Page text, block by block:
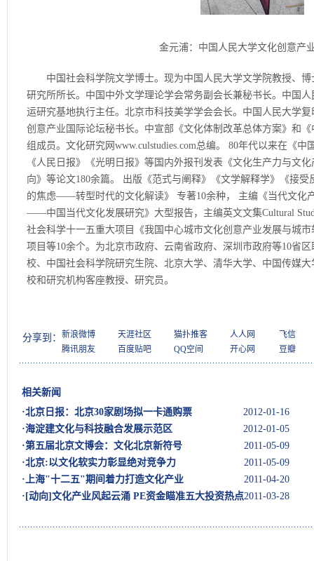
金元浦：中国人民大学文化创意产
中国社会科学院文学博士。现为中国人民大学文学院教授、博
研究所所长。中国中外文学理论学会常务副会长兼秘书长。中国
运研究基地执行主任。北京市科技美学学会会长。中国人民大学
创意产业国际论坛秘书长。中宣部《文化体制改革总体方案》和
组成员。文化研究网www.culstudies.com总编。 80年代以来在《
《人民日报》《光明日报》等国内外报刊发表《文化生产力与文
向》等论文180余篇。 出版《范式与阐释》《文学解释学》《接
的焦虑——转型时代的文化解读》 专著10余种， 主编《当代文化
——中国当代文化发展研究》大型报告，主编英文文集Cultural
社会科学十一五重大项目《我国中心城市文化创意产业发展与城
项目等10余个。为北京市政府、云南省政府、深圳市政府等10省
校、中国社会科学院研究生院、北京大学、清华大学、中国传媒
校和研究机构客座教授、研究员。
分享到： 新浪微博
腾讯朋友
天涯社区
百度贴吧
猫扑推客
QQ空间
人人网
开心网
飞信
豆瓣
相关新闻
·北京日报：北京30家剧场拟一卡通购票
2012-01-16
·海淀建文化与科技融合发展示范区
2012-01-05
·第五届北京文博会：文化北京新符号
2011-05-09
·北京:以文化软实力彰显绝对竞争力
2011-05-09
·上海"十二五"期间着力打造文化产业
2011-04-20
· [动向]文化产业风起云涌 PE资金瞄准五大投资热点2011-03-28